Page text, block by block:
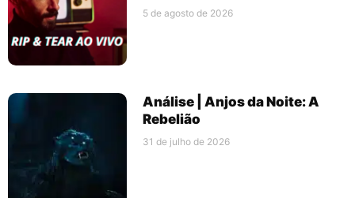
5 de agosto de 2026
Análise | Anjos da Noite: A
Rebelião
31 de julho de 2026